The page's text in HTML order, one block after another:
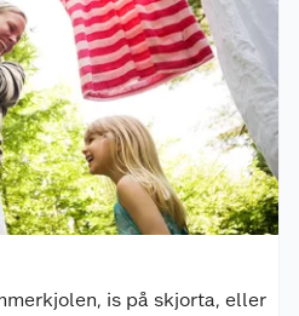
is på skjorta, eller